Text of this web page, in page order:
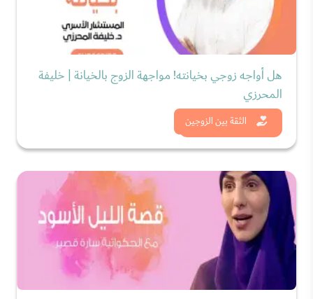
الثقة بين الزوجين
هل أواجه زوجي بخيانته! مواجهة الزوج بالخيانة | خليفة
المحرزي
شاهد الان